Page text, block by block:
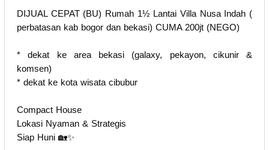
DIJUAL CEPAT (BU) Rumah 1½ Lantai Villa Nusa Indah (
perbatasan kab bogor dan bekasi) CUMA 200jt (NEGO)
* dekat ke area bekasi (galaxy, pekayon, cikunir &
komsen)
* ⁠dekat ke kota wisata cibubur
Compact House
Lokasi Nyaman & Strategis
Siap Huni 🏡✨